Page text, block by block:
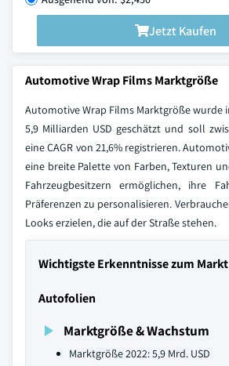
Jetzt Kaufen
Automotive Wrap Films Marktgröße
Automotive Wrap Films Marktgröße wurde
5,9 Milliarden USD geschätzt und soll
eine CAGR von 21,6% registrieren.
eine breite Palette von Farben, Texturen
Fahrzeugbesitzern ermöglichen, ihre
Präferenzen zu personalisieren.
Looks erzielen, die auf der Straße stehen.
Wichtigste Erkenntnisse zum
Autofolien
Marktgröße & Wachstum
Marktgröße 2022: 5,9 Mrd. USD